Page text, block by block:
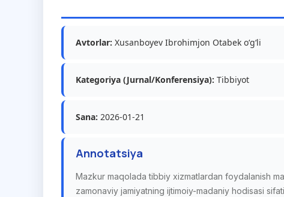
Avtorlar: Xusanboyev Ibrohimjon Otabek o‘g‘li
Kategoriya (Jurnal/Konferensiya): Tibbiyot
Sana: 2026-01-21
Annotatsiya
Mazkur maqolada tibbiy xizmatlardan foydalanish
zamonaviy jamiyatning ijtimoiy-madaniy hodisasi